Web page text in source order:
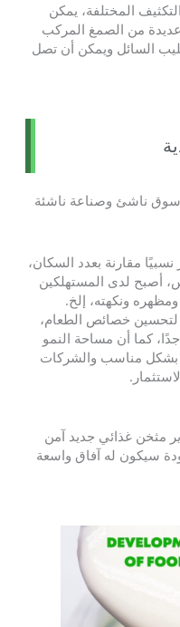
المختلفة، يمكن
عديدة من الصمغ المركب
السائل ويمكن أن تصل
ناشئ وصناعة ناشئة
مقارنة بعدد السكان،
أصبح لدى المستهلكين
ونكهته، إلخ.
لتحسين خصائص الطعام،
كما أن مساحة النمو
بشكل مناسب والشركات
مثخن غذائي جديد آمن
سيكون له آفاق واسعة